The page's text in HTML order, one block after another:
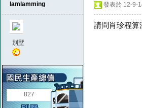
lamlamming
別墅
827
發表於 12-9-
請問肖珍程算